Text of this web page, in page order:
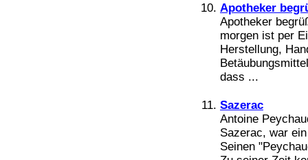
Apotheker
Apotheker
morgen ist per
Herstellung,
dass ...
Sazerac
Antoine
Sazerac, war
Seinen